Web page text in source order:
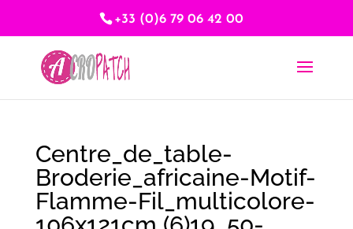
+33 (0)6 79 06 42 00
Centre_de_table-
Broderie_africaine-Motif-
Flamme-Fil_multicolore-